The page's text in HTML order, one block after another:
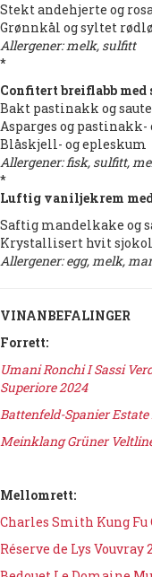
Stekt andehjerte og
Grønnkål og syltet
Allergener: melk, sulfitt
*
Confitert breiflabb med
Bakt pastinakk og
Asparges og
Blåskjell- og epleskum
Allergener: fisk, sulfitt,
*
Luftig vaniljekrem
Saftig mandelkake og
Krystallisert hvit
Allergener: egg, melk,
VINANBEFALINGER
Forrett:
Umani Ronchi I Sassi
Superiore 2024
Battenfeld-Spanier Estate
Meinklang Grüner
Mellomrett:
Charles Smith Kung
Réserve de Lys Vouvray